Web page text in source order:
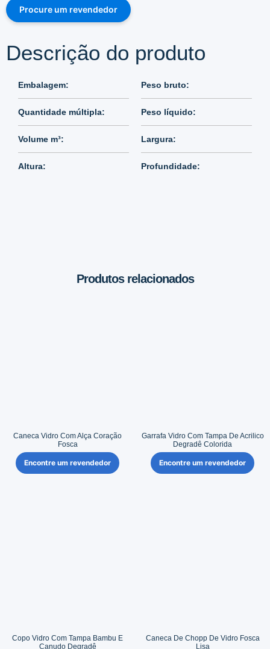
Procure um revendedor
Descrição do produto
Embalagem:
Quantidade múltipla:
Volume m³:
Altura:
Peso bruto:
Peso líquido:
Largura:
Profundidade:
Produtos relacionados
Caneca Vidro Com Alça Coração
Fosca
Encontre um revendedor
Garrafa Vidro Com Tampa De Acrilico
Degradê Colorida
Encontre um revendedor
Copo Vidro Com Tampa Bambu E
Canudo Degradê
Caneca De Chopp De Vidro Fosca
Lisa